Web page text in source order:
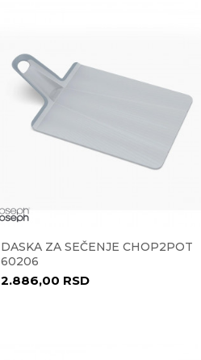
DASKA ZA SEČENJE CHOP2POT
60206
2.886,00 RSD